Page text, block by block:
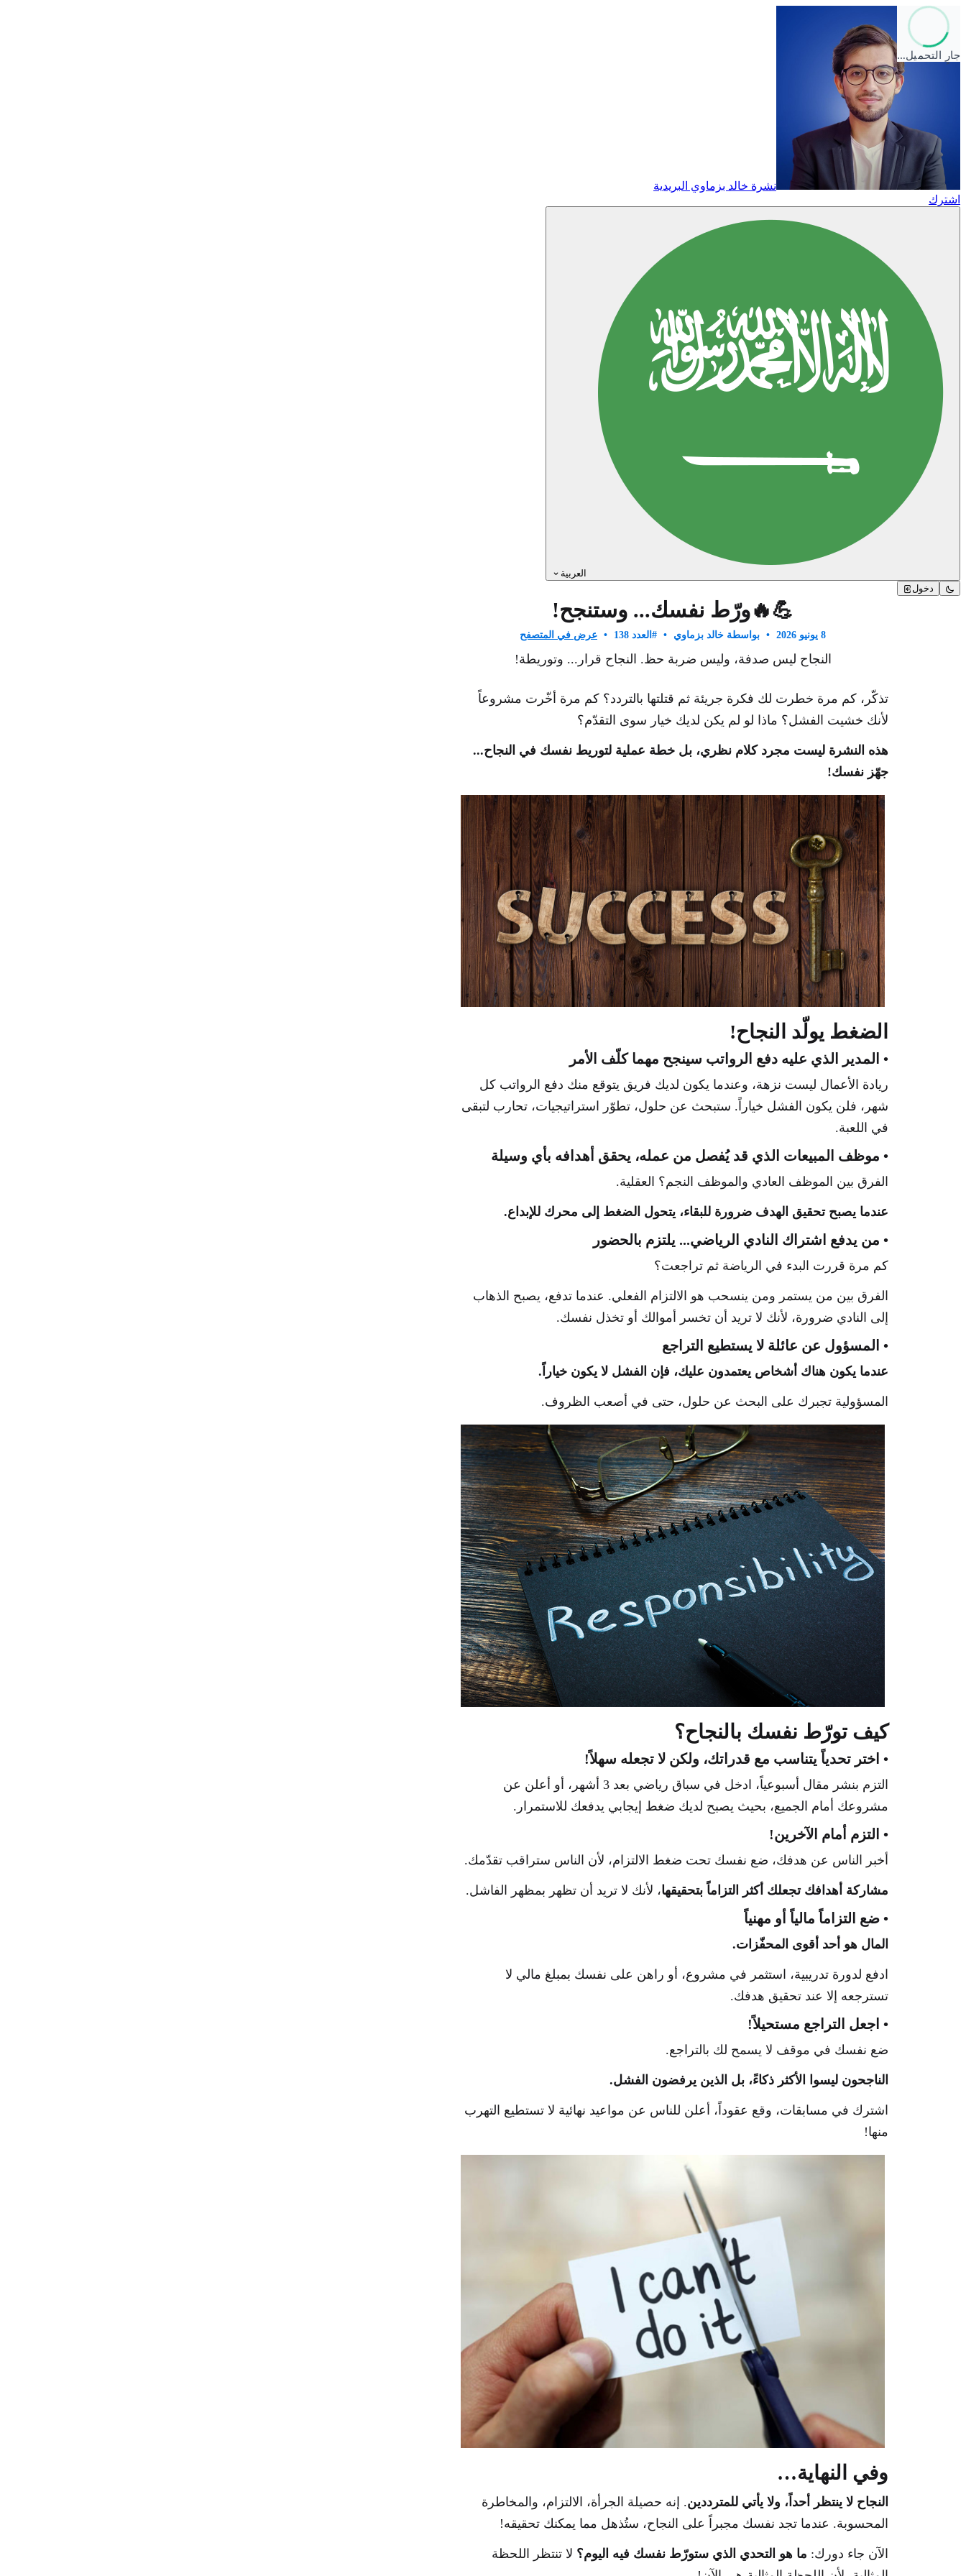
جارٍ التحميل…
نشرة خالد بزماوي البريدية
اشترك
العربية
دخول
💪🔥ورّط نفسك... وستنجح!
8 يونيو 2026 • بواسطة خالد بزماوي • #العدد 138 • عرض في المتصفح
النجاح ليس صدفة، وليس ضربة حظ. النجاح قرار... وتوريطة!
تذكّر، كم مرة خطرت لك فكرة جريئة ثم قتلتها بالتردد؟ كم مرة أخّرت مشروعاً
لأنك خشيت الفشل؟ ماذا لو لم يكن لديك خيار سوى التقدّم؟
هذه النشرة ليست مجرد كلام نظري، بل خطة عملية لتوريط نفسك في النجاح...
جهّز نفسك!
الضغط يولّد النجاح!
• المدير الذي عليه دفع الرواتب سينجح مهما كلّف الأمر
ريادة الأعمال ليست نزهة، وعندما يكون لديك فريق يتوقع منك دفع الرواتب كل
شهر، فلن يكون الفشل خياراً. ستبحث عن حلول، تطوّر استراتيجيات، تحارب لتبقى
في اللعبة.
• موظف المبيعات الذي قد يُفصل من عمله، يحقق أهدافه بأي وسيلة
الفرق بين الموظف العادي والموظف النجم؟ العقلية.
عندما يصبح تحقيق الهدف ضرورة للبقاء، يتحول الضغط إلى محرك للإبداع.
• من يدفع اشتراك النادي الرياضي... يلتزم بالحضور
كم مرة قررت البدء في الرياضة ثم تراجعت؟
الفرق بين من يستمر ومن ينسحب هو الالتزام الفعلي. عندما تدفع، يصبح الذهاب
إلى النادي ضرورة، لأنك لا تريد أن تخسر أموالك أو تخذل نفسك.
• المسؤول عن عائلة لا يستطيع التراجع
عندما يكون هناك أشخاص يعتمدون عليك، فإن الفشل لا يكون خياراً.
المسؤولية تجبرك على البحث عن حلول، حتى في أصعب الظروف.
كيف تورّط نفسك بالنجاح؟
• اختر تحدياً يتناسب مع قدراتك، ولكن لا تجعله سهلاً!
التزم بنشر مقال أسبوعياً، ادخل في سباق رياضي بعد 3 أشهر، أو أعلن عن
مشروعك أمام الجميع، بحيث يصبح لديك ضغط إيجابي يدفعك للاستمرار.
• التزم أمام الآخرين!
أخبر الناس عن هدفك، ضع نفسك تحت ضغط الالتزام، لأن الناس ستراقب تقدّمك.
مشاركة أهدافك تجعلك أكثر التزاماً بتحقيقها، لأنك لا تريد أن تظهر بمظهر الفاشل.
• ضع التزاماً مالياً أو مهنياً
المال هو أحد أقوى المحفّزات.
ادفع لدورة تدريبية، استثمر في مشروع، أو راهن على نفسك بمبلغ مالي لا
تسترجعه إلا عند تحقيق هدفك.
• اجعل التراجع مستحيلاً!
ضع نفسك في موقف لا يسمح لك بالتراجع.
الناجحون ليسوا الأكثر ذكاءً، بل الذين يرفضون الفشل.
اشترك في مسابقات، وقع عقوداً، أعلن للناس عن مواعيد نهائية لا تستطيع التهرب
منها!
وفي النهاية…
النجاح لا ينتظر أحداً، ولا يأتي للمترددين. إنه حصيلة الجرأة، الالتزام، والمخاطرة
المحسوبة. عندما تجد نفسك مجبراً على النجاح، ستُذهل مما يمكنك تحقيقه!
الآن جاء دورك: ما هو التحدي الذي ستورّط نفسك فيه اليوم؟ لا تنتظر اللحظة